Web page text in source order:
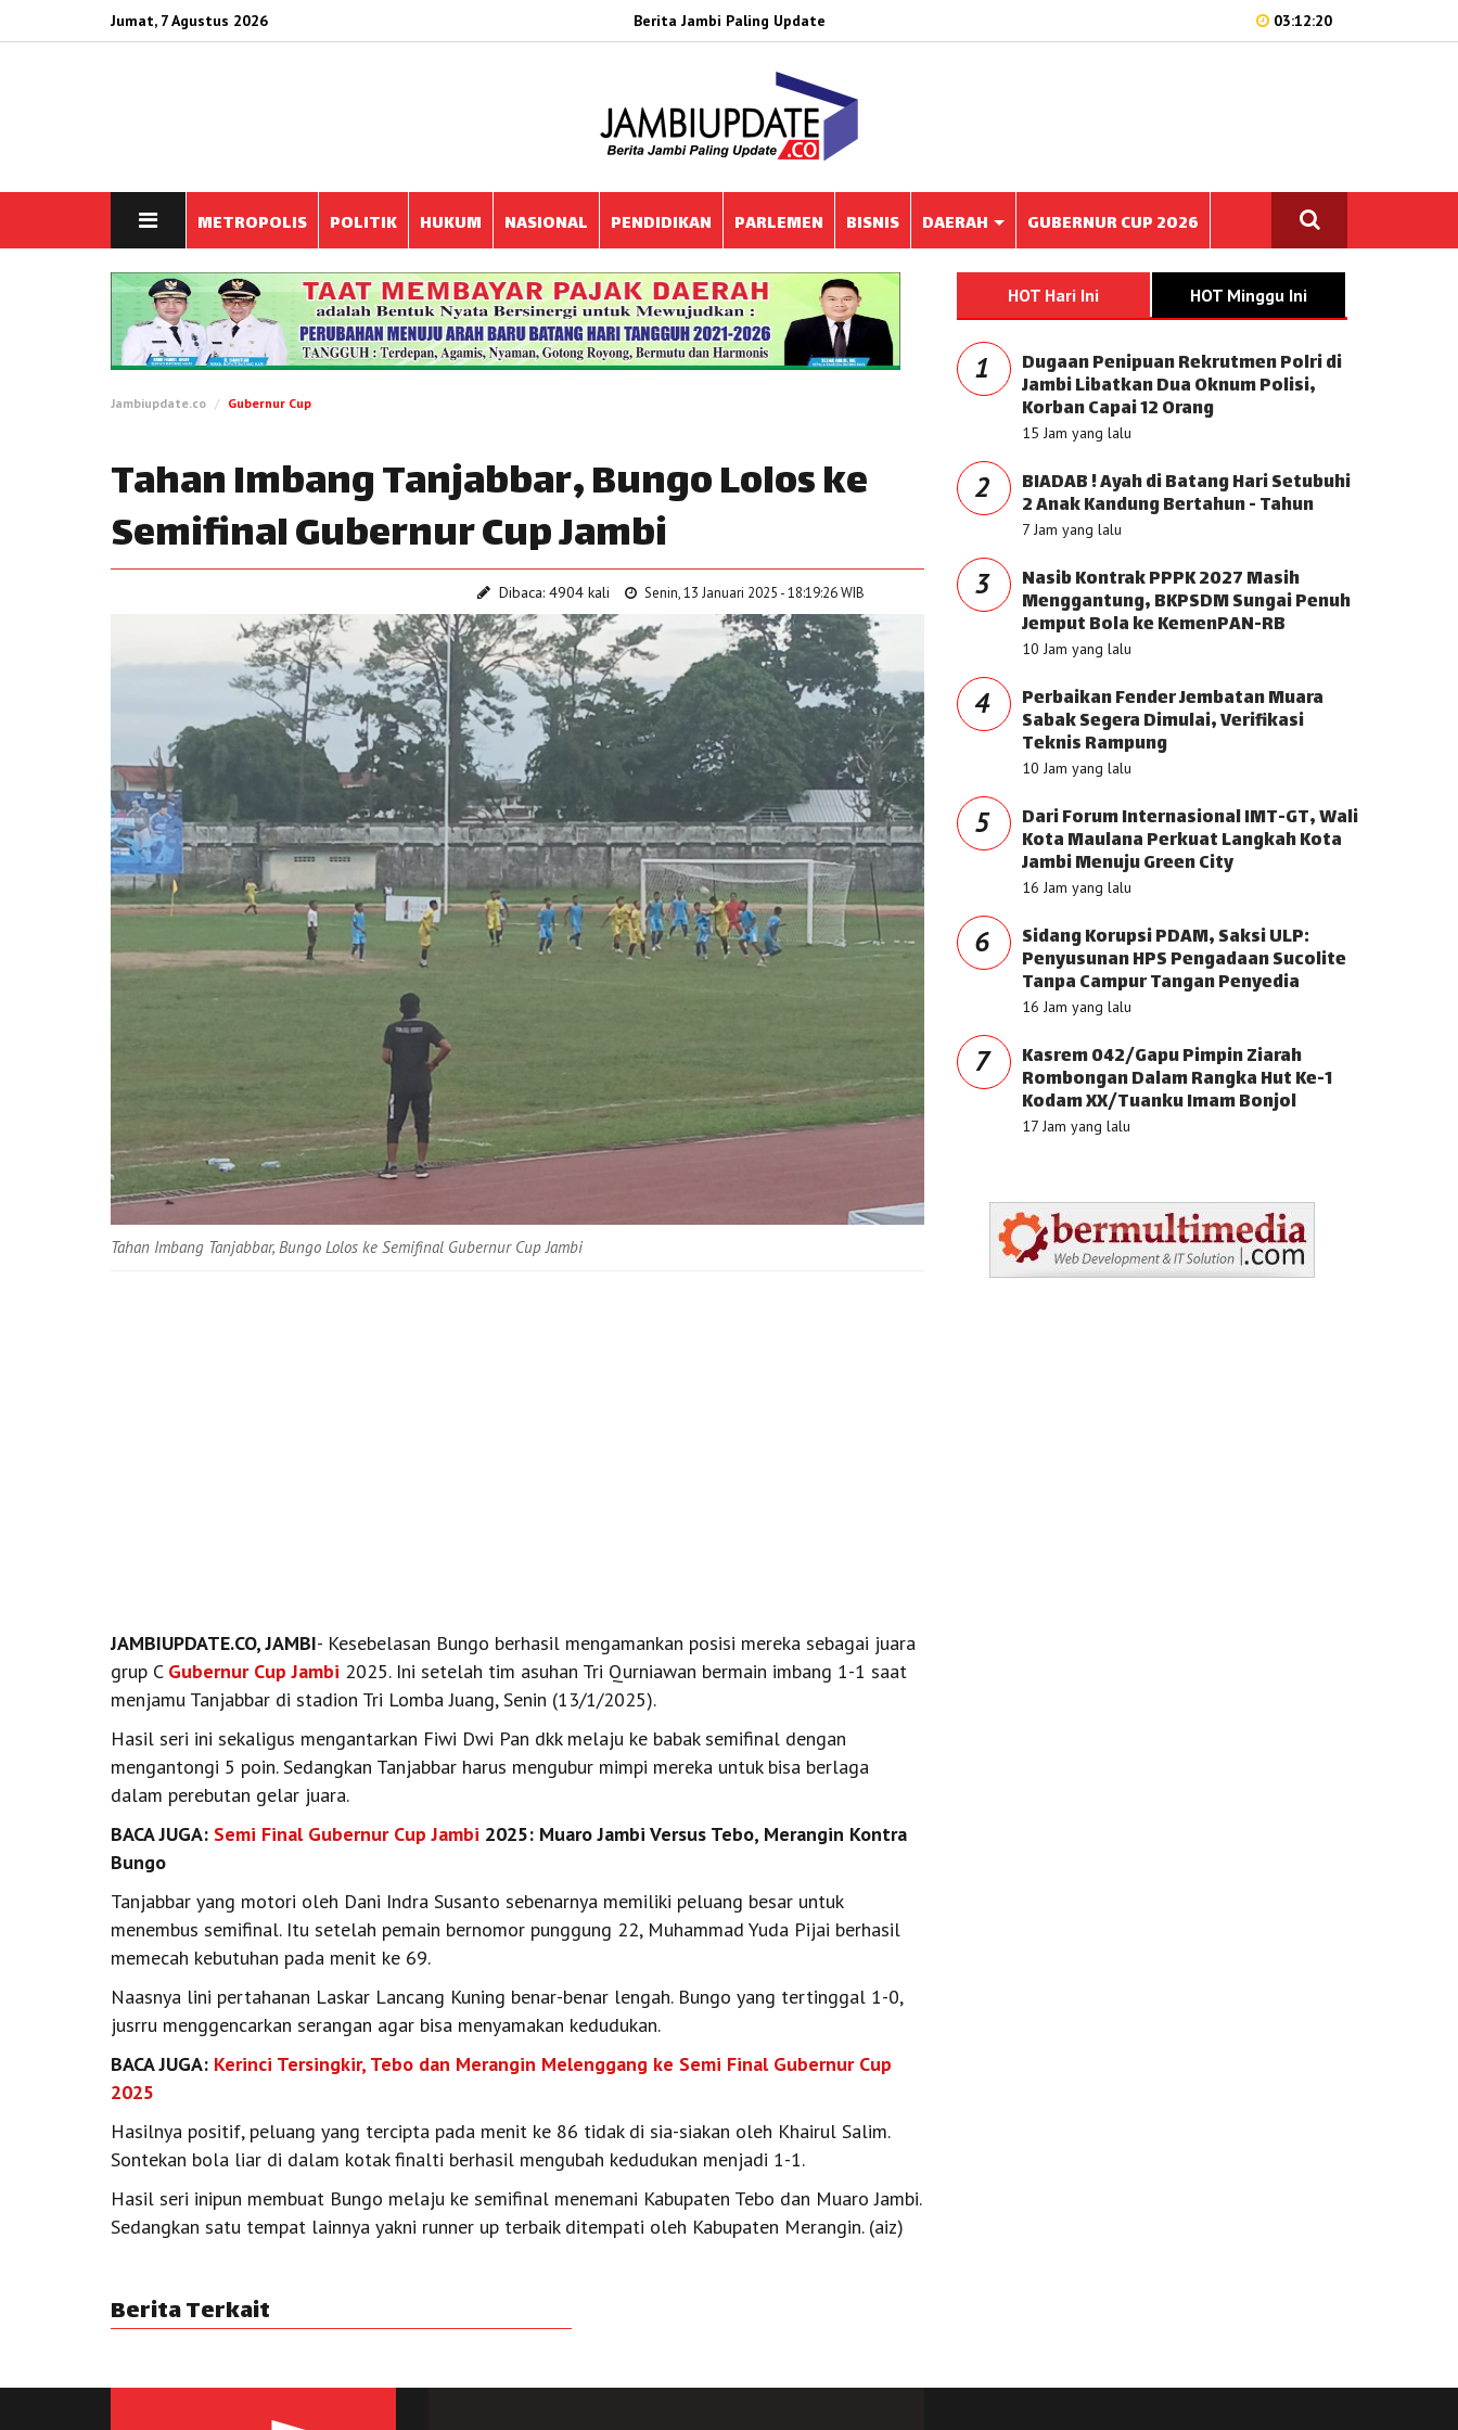
Jumat, 7 Agustus 2026 Berita Jambi Paling Update 03:12:20
METROPOLIS POLITIK HUKUM NASIONAL PENDIDIKAN PARLEMEN BISNIS DAERAH GUBERNUR CUP 2026
Jambiupdate.co Gubernur Cup
Tahan Imbang Tanjabbar, Bungo Lolos ke
Semifinal Gubernur Cup Jambi
Dibaca: 4904 kali Senin, 13 Januari 2025 - 18:19:26 WIB
Tahan Imbang Tanjabbar, Bungo Lolos ke Semifinal Gubernur Cup Jambi
JAMBIUPDATE.CO, JAMBI- Kesebelasan Bungo berhasil mengamankan posisi mereka sebagai juara
grup C Gubernur Cup Jambi 2025. Ini setelah tim asuhan Tri Qurniawan bermain imbang 1-1 saat
menjamu Tanjabbar di stadion Tri Lomba Juang, Senin (13/1/2025).
Hasil seri ini sekaligus mengantarkan Fiwi Dwi Pan dkk melaju ke babak semifinal dengan
mengantongi 5 poin. Sedangkan Tanjabbar harus mengubur mimpi mereka untuk bisa berlaga
dalam perebutan gelar juara.
BACA JUGA: Semi Final Gubernur Cup Jambi 2025: Muaro Jambi Versus Tebo, Merangin Kontra
Bungo
Tanjabbar yang motori oleh Dani Indra Susanto sebenarnya memiliki peluang besar untuk
menembus semifinal. Itu setelah pemain bernomor punggung 22, Muhammad Yuda Pijai berhasil
memecah kebutuhan pada menit ke 69.
Naasnya lini pertahanan Laskar Lancang Kuning benar-benar lengah. Bungo yang tertinggal 1-0,
jusrru menggencarkan serangan agar bisa menyamakan kedudukan.
BACA JUGA: Kerinci Tersingkir, Tebo dan Merangin Melenggang ke Semi Final Gubernur Cup
2025
Hasilnya positif, peluang yang tercipta pada menit ke 86 tidak di sia-siakan oleh Khairul Salim.
Sontekan bola liar di dalam kotak finalti berhasil mengubah kedudukan menjadi 1-1.
Hasil seri inipun membuat Bungo melaju ke semifinal menemani Kabupaten Tebo dan Muaro Jambi.
Sedangkan satu tempat lainnya yakni runner up terbaik ditempati oleh Kabupaten Merangin. (aiz)
Berita Terkait
HOT Hari Ini HOT Minggu Ini
1 Dugaan Penipuan Rekrutmen Polri di
Jambi Libatkan Dua Oknum Polisi,
Korban Capai 12 Orang
15 Jam yang lalu
2 BIADAB ! Ayah di Batang Hari Setubuhi
2 Anak Kandung Bertahun - Tahun
7 Jam yang lalu
3 Nasib Kontrak PPPK 2027 Masih
Menggantung, BKPSDM Sungai Penuh
Jemput Bola ke KemenPAN-RB
10 Jam yang lalu
4 Perbaikan Fender Jembatan Muara
Sabak Segera Dimulai, Verifikasi
Teknis Rampung
10 Jam yang lalu
5 Dari Forum Internasional IMT-GT, Wali
Kota Maulana Perkuat Langkah Kota
Jambi Menuju Green City
16 Jam yang lalu
6 Sidang Korupsi PDAM, Saksi ULP:
Penyusunan HPS Pengadaan Sucolite
Tanpa Campur Tangan Penyedia
16 Jam yang lalu
7 Kasrem 042/Gapu Pimpin Ziarah
Rombongan Dalam Rangka Hut Ke-1
Kodam XX/Tuanku Imam Bonjol
17 Jam yang lalu